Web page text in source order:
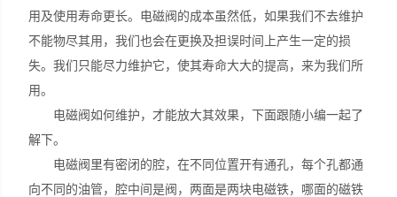
用及使用寿命更长。电磁阀的成本虽然低，如果我们不去维护
不能物尽其用，我们也会在更换及担误时间上产生一定的损
失。我们只能尽力维护它，使其寿命大大的提高，来为我们所
用。
电磁阀如何维护，才能放大其效果，下面跟随小编一起了
解下。
电磁阀里有密闭的腔，在不同位置开有通孔，每个孔都通
向不同的油管，腔中间是阀，两面是两块电磁铁，哪面的磁铁